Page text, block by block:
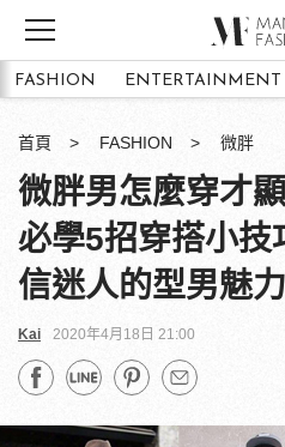
FASHION ENTERTAINMENT
首頁 FASHION 微胖
微胖男怎麼穿才
必學5招穿搭小技
信迷人的型男魅力
Kai 2020年4月18日 21:00